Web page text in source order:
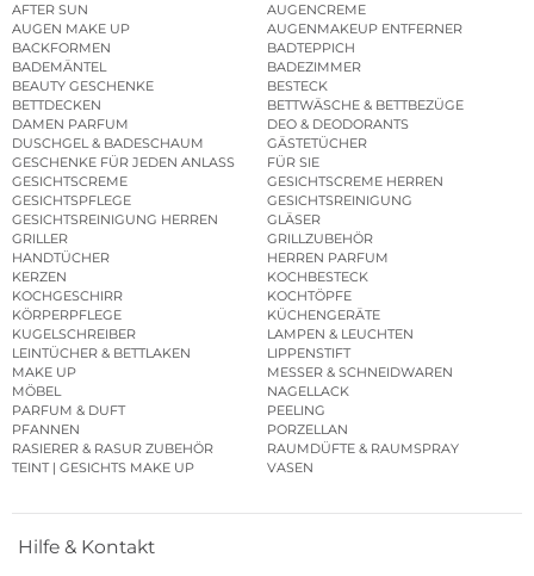
AFTER SUN
AUGENCREME
AUGEN MAKE UP
AUGENMAKEUP ENTFERNER
BACKFORMEN
BADTEPPICH
BADEMÄNTEL
BADEZIMMER
BEAUTY GESCHENKE
BESTECK
BETTDECKEN
BETTWÄSCHE & BETTBEZÜGE
DAMEN PARFUM
DEO & DEODORANTS
DUSCHGEL & BADESCHAUM
GÄSTETÜCHER
GESCHENKE FÜR JEDEN ANLASS
FÜR SIE
GESICHTSCREME
GESICHTSCREME HERREN
GESICHTSPFLEGE
GESICHTSREINIGUNG
GESICHTSREINIGUNG HERREN
GLÄSER
GRILLER
GRILLZUBEHÖR
HANDTÜCHER
HERREN PARFUM
KERZEN
KOCHBESTECK
KOCHGESCHIRR
KOCHTÖPFE
KÖRPERPFLEGE
KÜCHENGERÄTE
KUGELSCHREIBER
LAMPEN & LEUCHTEN
LEINTÜCHER & BETTLAKEN
LIPPENSTIFT
MAKE UP
MESSER & SCHNEIDWAREN
MÖBEL
NAGELLACK
PARFUM & DUFT
PEELING
PFANNEN
PORZELLAN
RASIERER & RASUR ZUBEHÖR
RAUMDÜFTE & RAUMSPRAY
TEINT | GESICHTS MAKE UP
VASEN
Hilfe & Kontakt